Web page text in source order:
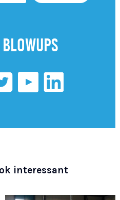
interessant